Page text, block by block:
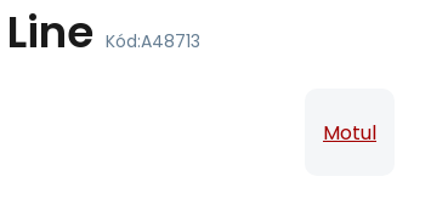
Kód:A48713
Motul